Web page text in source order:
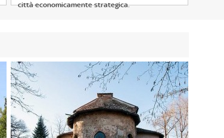
città economicamente strategica.